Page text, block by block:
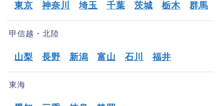
東京 神奈川 埼玉 千葉 茨城 栃木 群馬
甲信越・北陸
山梨 長野 新潟 富山 石川 福井
東海